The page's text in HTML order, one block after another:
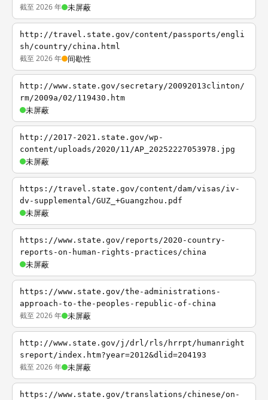
截至 2026 年 未屏蔽
http://travel.state.gov/content/passports/engli
sh/country/china.html
截至 2026 年 间歇性
http://www.state.gov/secretary/20092013clinton/
rm/2009a/02/119430.htm
未屏蔽
http://2017-2021.state.gov/wp-
content/uploads/2020/11/AP_20252227053978.jpg
未屏蔽
https://travel.state.gov/content/dam/visas/iv-
dv-supplemental/GUZ_+Guangzhou.pdf
未屏蔽
https://www.state.gov/reports/2020-country-
reports-on-human-rights-practices/china
未屏蔽
https://www.state.gov/the-administrations-
approach-to-the-peoples-republic-of-china
截至 2026 年 未屏蔽
http://www.state.gov/j/drl/rls/hrrpt/humanright
sreport/index.htm?year=2012&dlid=204193
截至 2026 年 未屏蔽
https://www.state.gov/translations/chinese/on-